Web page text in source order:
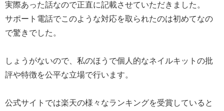
実際あった話なので正直に記載させていただきました。
サポート電話でこのような対応を取られたのは初めてなの
で驚きでした。
しょうがないので、私のほうで個人的なネイルキットの批
評や特徴を公平な立場で行います。
公式サイトでは楽天の様々なランキングを受賞していると